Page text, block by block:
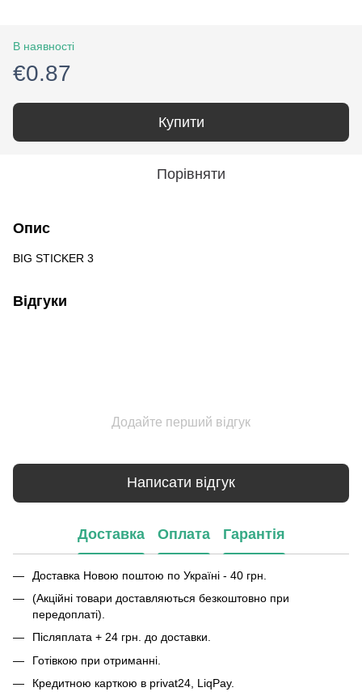
В наявності
€0.87
Купити
Порівняти
Опис
BIG STICKER 3
Відгуки
Додайте перший відгук
Написати відгук
Доставка Оплата Гарантія
Доставка Новою поштою по Україні - 40 грн.
(Акційні товари доставляються безкоштовно при
передоплаті).
Післяплата + 24 грн. до доставки.
Готівкою при отриманні.
Кредитною карткою в privat24, LiqPay.